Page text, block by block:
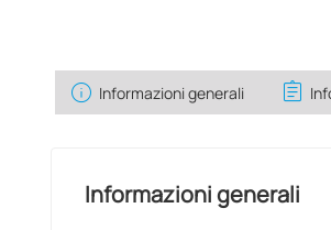
info Informazioni generali assignment
Informazioni generali